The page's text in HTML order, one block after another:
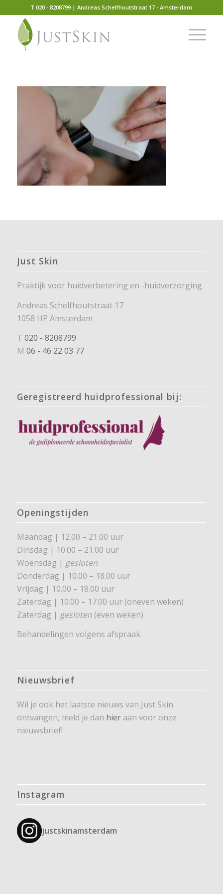
T 020 - 8208799 | Andreas Schelfhoutstraat 17 - Amsterdam
Just Skin
Praktijk voor huidverbetering en -huidverzorging
Andreas Schelfhoutstraat 17
1058 HP Amsterdam
T 020 - 8208799
M 06 - 46 22 03 77
Geregistreerd huidprofessional bij:
Openingstijden
Maandag | 12.00 – 21.00 uur
Dinsdag | 10.00 – 21.00 uur
Woensdag | gesloten
Donderdag | 10.00 – 18.00 uur
Vrijdag | 10.00 – 18.00 uur
Zaterdag | 10.00 – 17.00 uur (oneven weken)
Zaterdag | gesloten(even weken)
Behandelingen volgens afspraak.
Nieuwsbrief
Wil je ook het laatste nieuws van Just Skin
ontvangen, meld je dan hieraan voor onze
nieuwsbrief!
Instagram
justskinamsterdam